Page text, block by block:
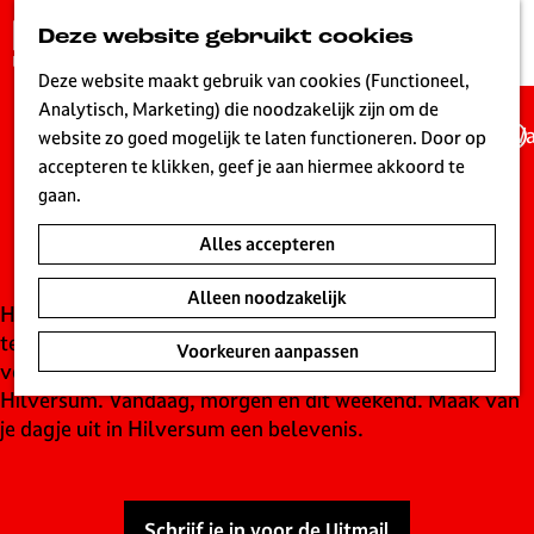
Deze website gebruikt cookies
Deze website maakt gebruik van cookies (Functioneel,
Analytisch, Marketing) die noodzakelijk zijn om de
website zo goed mogelijk te laten functioneren. Door op
accepteren te klikken, geef je aan hiermee akkoord te
gaan.
Alles accepteren
Alleen noodzakelijk
Voorkeuren aanpassen
a
n
a
a
r
e
o
m
e
p
a
g
i
K
UITagenda
Hilversum
Hilversum is live! Een bruisende stad waar elke dag wat
te beleven is. Ontdek de leukste concerten,
voorstellingen, evenementen en tentoonstellingen in
Hilversum. Vandaag, morgen en dit weekend. Maak van
je dagje uit in Hilversum een belevenis.